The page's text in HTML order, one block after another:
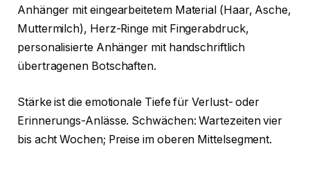
Anhänger mit eingearbeitetem Material (Haar, Asche,
Muttermilch), Herz-Ringe mit Fingerabdruck,
personalisierte Anhänger mit handschriftlich
übertragenen Botschaften.
Stärke ist die emotionale Tiefe für Verlust- oder
Erinnerungs-Anlässe. Schwächen: Wartezeiten vier
bis acht Wochen; Preise im oberen Mittelsegment.